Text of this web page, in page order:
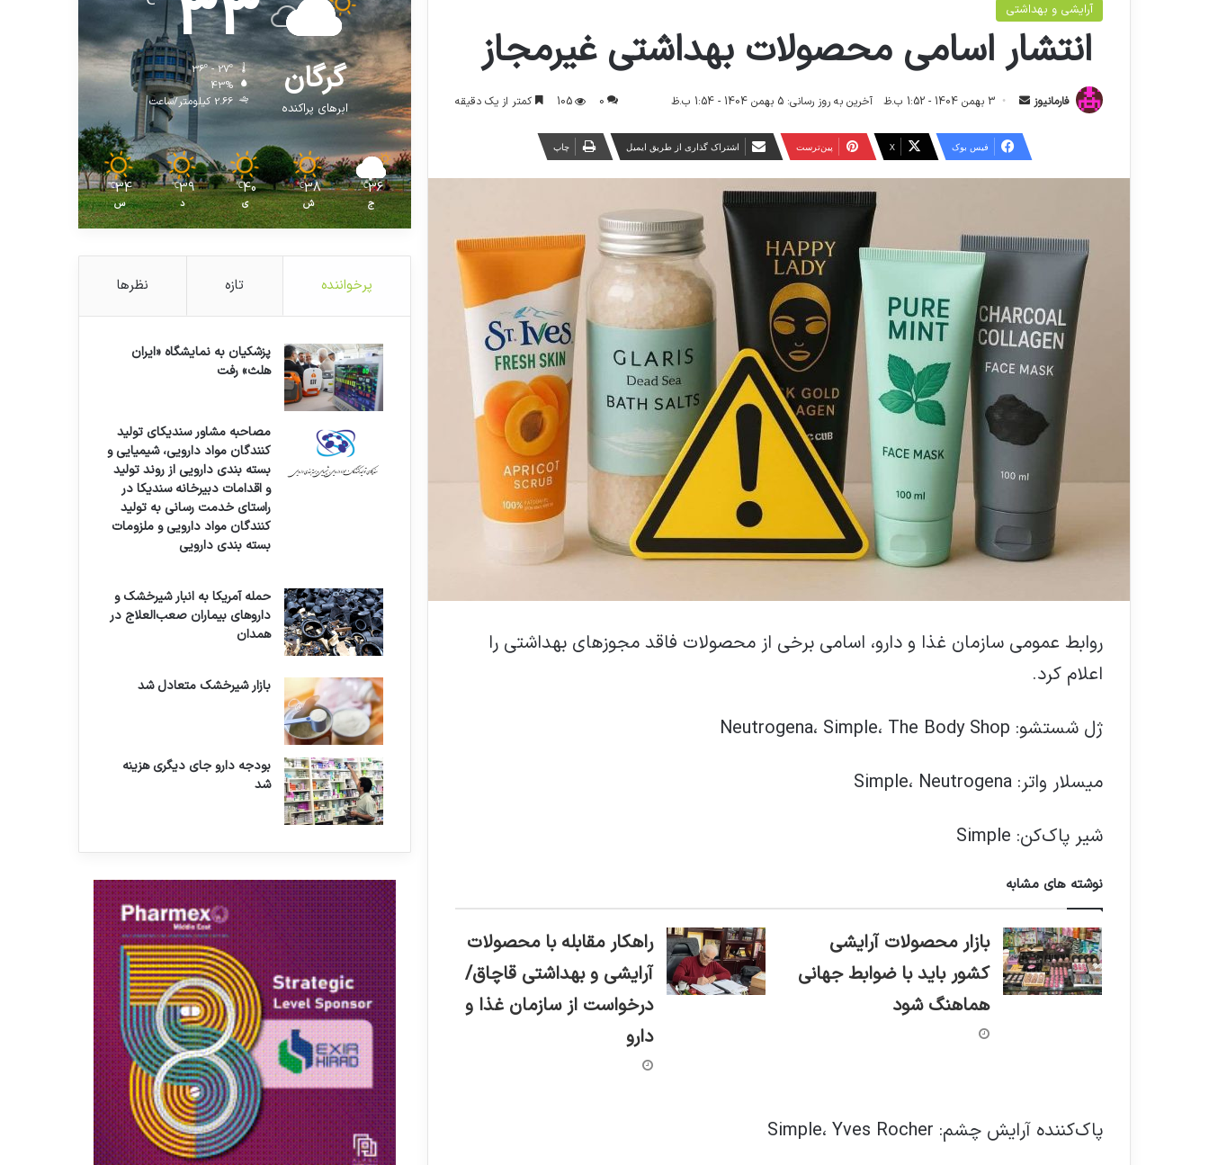
آرایشی و بهداشتی
انتشار اسامی محصولات بهداشتی غیرمجاز
فارمانیوز
س
م
3 بهمن 1404 - 1:52 ب.ظ آخرین به روز رسانی: 5 بهمن 1404 - 1:54 ب.ظ 0
105 کمتر از یک دقیقه
فیس بوک X ‫پین‌ترست اشتراک گذاری از طریق ایمیل چاپ
روابط عمومی سازمان غذا و دارو، اسامی برخی از محصولات فاقد مجوزهای بهداشتی را
اعلام کرد.
ژل شستشو: Neutrogena، Simple، The Body Shop
میسلار واتر: Simple، Neutrogena
شیر پاک‌کن: Simple
نوشته های مشابه
بازار محصولات آرایشی
کشور باید با ضوابط جهانی
هماهنگ شود
راهکار مقابله با محصولات
آرایشی و بهداشتی قاچاق/
درخواست از سازمان غذا و
دارو
پاک‌کننده آرایش چشم: Simple، Yves Rocher
گرگان
ابرهای پراکنده
36º - 27º
43%
2.66 کیلومتر/ساعت
36
℃
ج
38
℃
ش
40
℃
ی
39
℃
د
34
℃
س
پرخواننده تازه نظرها
پزشکیان به نمایشگاه «ایران
هلث» رفت
مصاحبه مشاور سندیکای تولید
کنندگان مواد دارویی، شیمیایی و
بسته بندی دارویی از روند تولید
و اقدامات دبیرخانه سندیکا در
راستای خدمت رسانی به تولید
کنندگان مواد دارویی و ملزومات
بسته بندی دارویی
حمله آمریکا به انبار شیرخشک و
داروهای بیماران صعب‌العلاج در
همدان
بازار شیرخشک متعادل شد
بودجه دارو جای دیگری هزینه
شد